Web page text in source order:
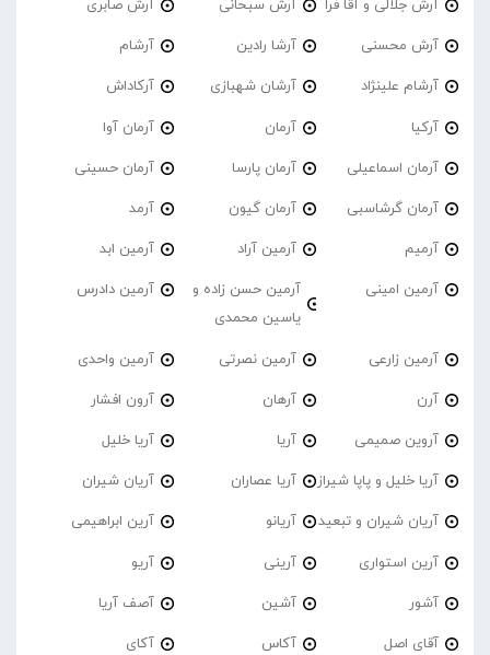
آرش جلالی و آقا فرا آرش سبحانی آرش صابری
آرش محسنی آرشا رادین آرشام
آرشام علینژاد آرشان شهبازی آرکاداش
آرکیا آرمان آرمان آوا
آرمان اسماعیلی آرمان پارسا آرمان حسینی
آرمان گرشاسبی آرمان گیون آرمد
آرمیم آرمین آراد آرمین ابد
آرمین امینی
آرمین حسن زاده و
یاسین محمدی
آرمین دادرس
آرمین زارعی آرمین نصرتی آرمین واحدی
آرن آرهان آرون افشار
آروین صمیمی آریا آریا خلیل
آریا خلیل و پاپا شیراز آریا عصاران آریان شیران
آریان شیران و تبعید آریانو آرین ابراهیمی
آرین استواری آرینی آریو
آشور آشین آصف آریا
آقای اصل آکاس آکای